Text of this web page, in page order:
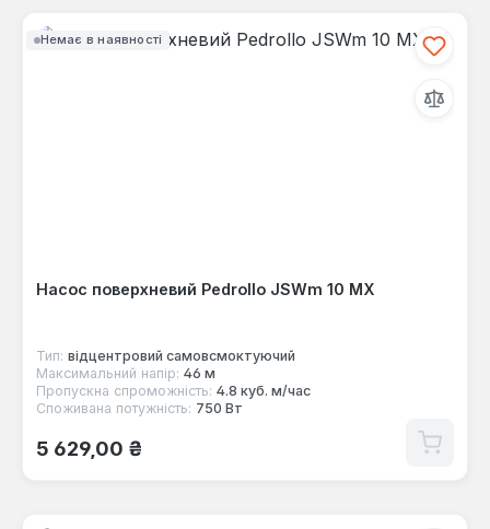
Немає в наявності
Насос поверхневий Pedrollo JSWm 10 MX
Тип: відцентровий самовсмоктуючий
Максимальний напір: 46 м
Пропускна спроможність: 4.8 куб. м/час
Споживана потужність: 750 Вт
Звичайна ціна:
5 629,00 ₴